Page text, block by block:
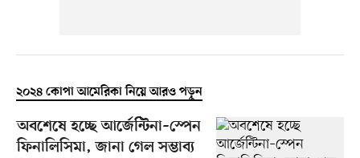
২০২৪ কোপা আমেরিকা নিয়ে আরও পড়ুন
অবশেষে হচ্ছে আর্জেন্টিনা–স্পেন
ফিনালিসিমা, জানা গেল সম্ভাব্য